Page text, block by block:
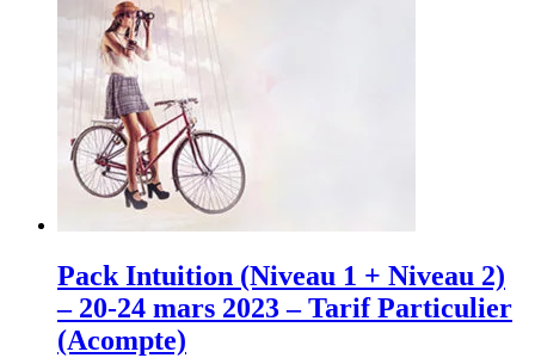
Pack Intuition (Niveau 1 + Niveau 2)
– 20-24 mars 2023 – Tarif Particulier
(Acompte)